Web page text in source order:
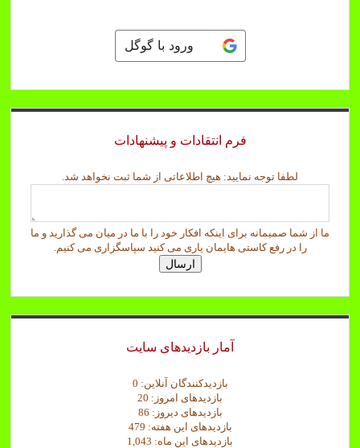
ورود با گوگل
فرم انتقادات و پیشنهادات
ل
ا
ش
م
ا
ی
د
لطفا توجه نمایید: هیچ اطلاعاتی از شما ثبت نخواهد شد.
ما از شما صمیمانه برای اینکه افکار خود را با ما در میان می گذارید و ما
را در رفع کاستی هایمان یاری می کنید سپاسگزاری می کنیم.
ارسال
آمار بازدیدهای سایت
بازدیدکنندگان آنلاین: 0
بازدیدهای امروز: 20
بازدیدهای دیروز: 86
بازدیدهای این هفته: 479
بازدیدهای این ماه: 1,043